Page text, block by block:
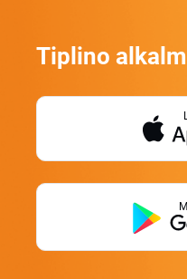
Tiplino